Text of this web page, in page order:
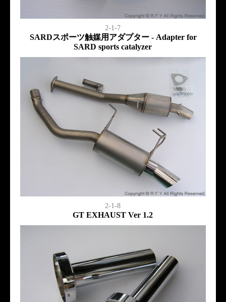
2-1-7
SARDスポーツ触媒用アダプター - Adapter for
SARD sports catalyzer
2-1-8
GT EXHAUST Ver 1.2